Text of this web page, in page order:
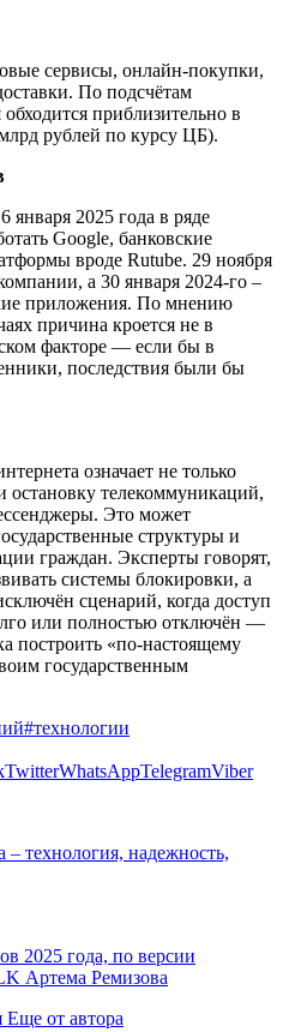
сервисы, онлайн-покупки,
По подсчётам
приблизительно в
рублей по курсу ЦБ).
января 2025 года в ряде
Google, банковские
вроде Rutube. 29 ноября
а 30 января 2024-го –
приложения. По мнению
причина кроется не в
факторе — если бы в
последствия были бы
означает не только
остановку телекоммуникаций,
Это может
структуры и
граждан. Эксперты говорят,
системы блокировки, а
сценарий, когда доступ
или полностью отключён —
построить «по-настоящему
государственным
#технологии
TwitterWhatsAppTelegramViber
технология, надежность,
2025 года, по версии
Артема Ремизова
Еще от автора